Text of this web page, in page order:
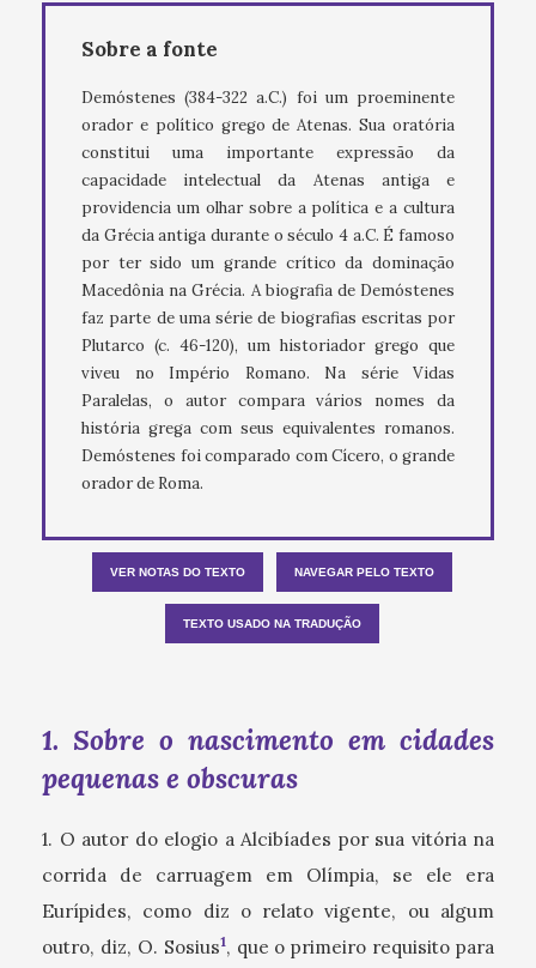
Sobre a fonte
Demóstenes (384-322 a.C.) foi um proeminente
orador e político grego de Atenas. Sua oratória
constitui uma importante expressão da
capacidade intelectual da Atenas antiga e
providencia um olhar sobre a política e a cultura
da Grécia antiga durante o século 4 a.C. É famoso
por ter sido um grande crítico da dominação
Macedônia na Grécia. A biografia de Demóstenes
faz parte de uma série de biografias escritas por
Plutarco (c. 46-120), um historiador grego que
viveu no Império Romano. Na série Vidas
Paralelas, o autor compara vários nomes da
história grega com seus equivalentes romanos.
Demóstenes foi comparado com Cícero, o grande
orador de Roma.
VER NOTAS DO TEXTO NAVEGAR PELO TEXTO
TEXTO USADO NA TRADUÇÃO
1. Sobre o nascimento em cidades
pequenas e obscuras
1. O autor do elogio a Alcibíades por sua vitória na
corrida de carruagem em Olímpia, se ele era
Eurípides, como diz o relato vigente, ou algum
outro, diz, O. Sosius1, que o primeiro requisito para